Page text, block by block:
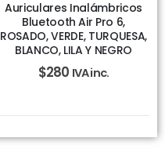
Auriculares Inalámbricos
Bluetooth Air Pro 6,
ROSADO, VERDE, TURQUESA,
BLANCO, LILA Y NEGRO
$280 IVA inc.